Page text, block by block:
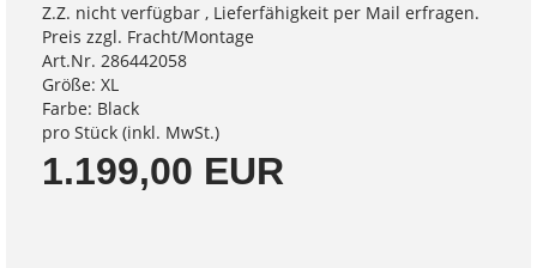
Z.Z. nicht verfügbar , Lieferfähigkeit per Mail erfragen.
Preis zzgl. Fracht/Montage
Art.Nr. 286442058
Größe: XL
Farbe: Black
pro Stück (inkl. MwSt.)
1.199,00 EUR